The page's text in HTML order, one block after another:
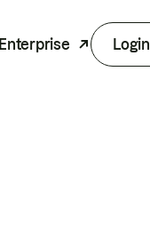
Enterprise Login